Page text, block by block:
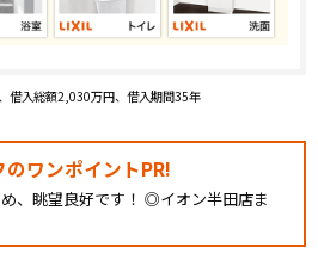
借入総額2,030万円、借入期間35年
のワンポイントPR!
、眺望良好です！ ◎イオン半田店ま